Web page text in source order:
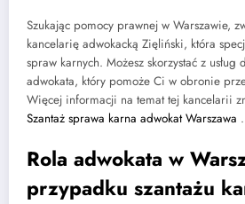
Szukając pomocy prawnej w Warszawie,
kancelarię adwokacką Zięliński, która
spraw karnych. Możesz skorzystać z usług
adwokata, który pomoże Ci w obronie
Więcej informacji na temat tej kancelarii
Szantaż sprawa karna adwokat Warszawa .
Rola adwokata w
przypadku szantażu